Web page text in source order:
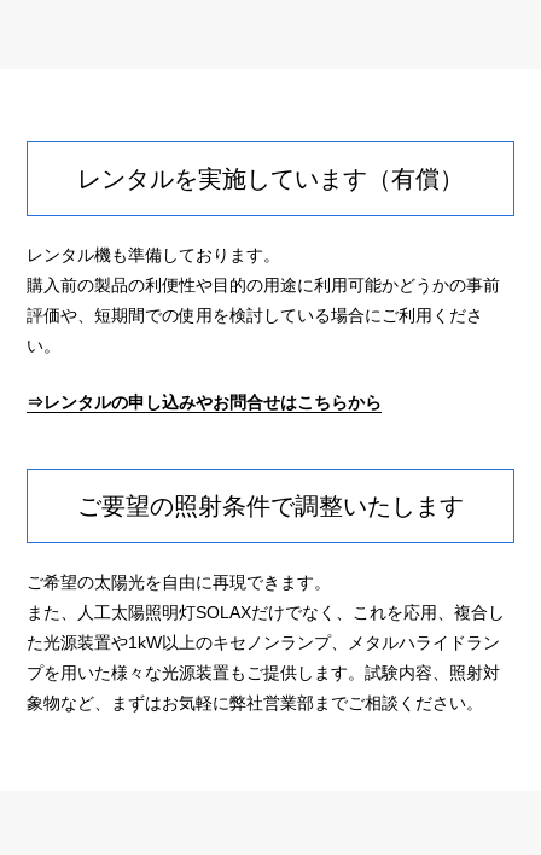
レンタルを実施しています（有償）
レンタル機も準備しております。
購入前の製品の利便性や目的の用途に利用可能かどうかの事前
評価や、短期間での使用を検討している場合にご利用くださ
い。
⇒レンタルの申し込みやお問合せはこちらから
ご要望の照射条件で調整いたします
ご希望の太陽光を自由に再現できます。
また、人工太陽照明灯SOLAXだけでなく、これを応用、複合し
た光源装置や1kW以上のキセノンランプ、メタルハライドラン
プを用いた様々な光源装置もご提供します。試験内容、照射対
象物など、まずはお気軽に弊社営業部までご相談ください。